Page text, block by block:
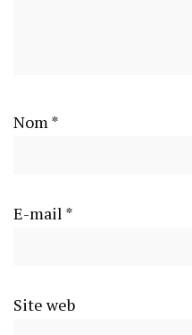
Nom*
E-mail *
Site web